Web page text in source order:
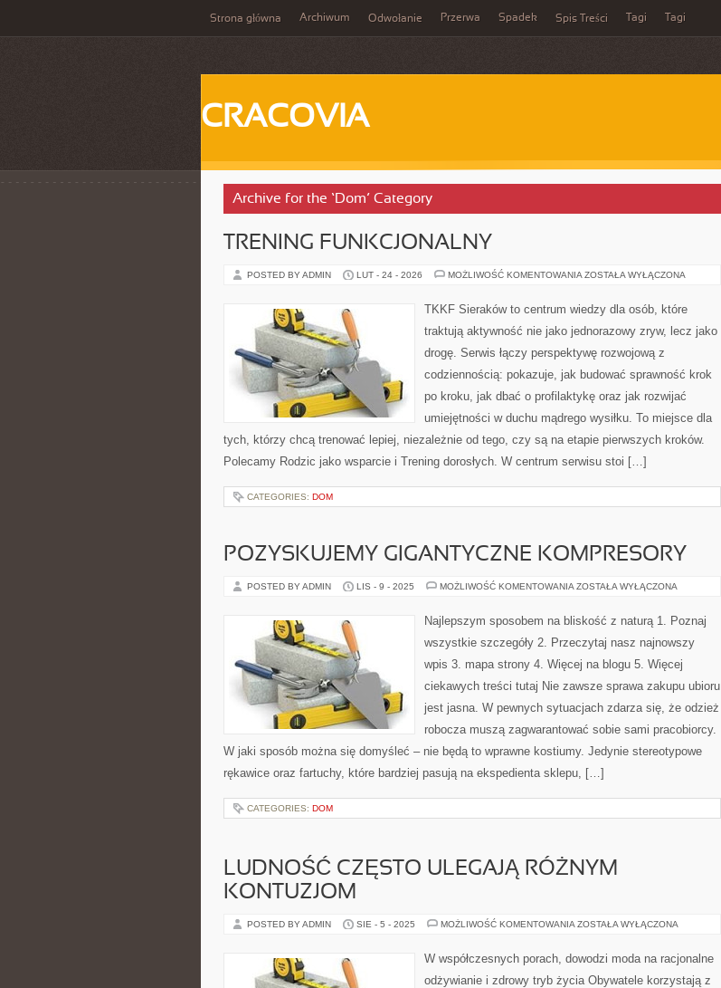
Strona główna Archiwum Odwołanie Przerwa Spadek Spis Treści Tagi Tagi
CRACOVIA
Archive for the ‘Dom’ Category
TRENING FUNKCJONALNY
POSTED BY ADMIN LUT - 24 - 2026 MOŻLIWOŚĆ KOMENTOWANIA TRENING
ZOSTAŁA WYŁĄCZONA
TKKF Sieraków to centrum wiedzy dla osób, które
traktują aktywność nie jako jednorazowy zryw, lecz jako
drogę. Serwis łączy perspektywę rozwojową z
codziennością: pokazuje, jak budować sprawność krok
po kroku, jak dbać o profilaktykę oraz jak rozwijać
umiejętności w duchu mądrego wysiłku. To miejsce dla
tych, którzy chcą trenować lepiej, niezależnie od tego, czy są na etapie pierwszych kroków.
Polecamy Rodzic jako wsparcie i Trening dorosłych. W centrum serwisu stoi […]
CATEGORIES: DOM
POZYSKUJEMY GIGANTYCZNE KOMPRESORY
POSTED BY ADMIN LIS - 9 - 2025 MOŻLIWOŚĆ KOMENTOWANIA POZYSKUJEMY
ZOSTAŁA WYŁĄCZONA
Najlepszym sposobem na bliskość z naturą 1. Poznaj
wszystkie szczegóły 2. Przeczytaj nasz najnowszy
wpis 3. mapa strony 4. Więcej na blogu 5. Więcej
ciekawych treści tutaj Nie zawsze sprawa zakupu ubioru
jest jasna. W pewnych sytuacjach zdarza się, że odzież
robocza muszą zagwarantować sobie sami pracobiorcy.
W jaki sposób można się domyśleć – nie będą to wprawne kostiumy. Jedynie stereotypowe
rękawice oraz fartuchy, które bardziej pasują na ekspedienta sklepu, […]
CATEGORIES: DOM
LUDNOŚĆ CZĘSTO ULEGAJĄ RÓŻNYM
KONTUZJOM
POSTED BY ADMIN SIE - 5 - 2025 MOŻLIWOŚĆ KOMENTOWANIA LUDNOŚĆ
RÓŻNYM
KONTUZJOM
ZOSTAŁA WYŁĄCZONA
W współczesnych porach, dowodzi moda na racjonalne
odżywianie i zdrowy tryb życia Obywatele korzystają z